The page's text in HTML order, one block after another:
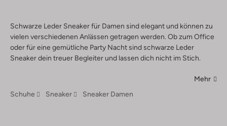
Schwarze Leder Sneaker für Damen sind elegant und können zu
vielen verschiedenen Anlässen getragen werden. Ob zum Office
oder für eine gemütliche Party Nacht sind schwarze Leder
Sneaker dein treuer Begleiter und lassen dich nicht im Stich.
Mehr
Schuhe
Sneaker Sneaker Damen